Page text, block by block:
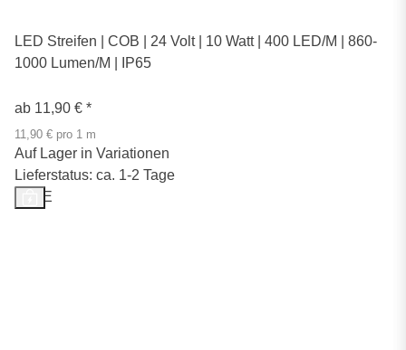
LED Streifen | COB | 24 Volt | 10 Watt | 400 LED/M | 860-
1000 Lumen/M | IP65
ab 11,90 € *
11,90 € pro 1 m
Auf Lager in Variationen
Lieferstatus: ca. 1-2 Tage
SALE